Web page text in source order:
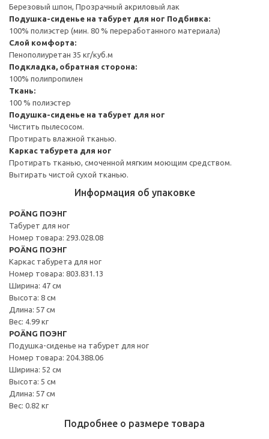
Березовый шпон, Прозрачный акриловый лак
Подушка-сиденье на табурет для ног Подбивка:
100% полиэстер (мин. 80 % переработанного материала)
Слой комфорта:
Пенополиуретан 35 кг/куб.м
Подкладка, обратная сторона:
100% полипропилен
Ткань:
100 % полиэстер
Подушка-сиденье на табурет для ног
Чистить пылесосом.
Протирать влажной тканью.
Каркас табурета для ног
Протирать тканью, смоченной мягким моющим средством.
Вытирать чистой сухой тканью.
Информация об упаковке
POÄNG ПОЭНГ
Табурет для ног
Номер товара: 293.028.08
POÄNG ПОЭНГ
Каркас табурета для ног
Номер товара: 803.831.13
Ширина: 47 см
Высота: 8 см
Длина: 57 см
Вес: 4.99 кг
POÄNG ПОЭНГ
Подушка-сиденье на табурет для ног
Номер товара: 204.388.06
Ширина: 52 см
Высота: 5 см
Длина: 57 см
Вес: 0.82 кг
Подробнее о размере товара